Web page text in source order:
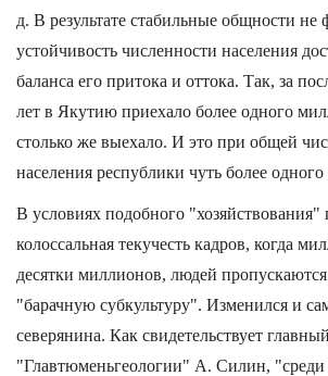
д. В результате стабильные общности не
устойчивость численности населения
баланса его притока и оттока. Так, за
лет в Якутию приехало более одного
столько же выехало. И это при общей
населения республики чуть более
В условиях подобного "хозяйствования"
колоссальная текучесть кадров, когда
десятки миллионов, людей
"барачную субкультуру". Изменился и
северянина. Как свидетельствует
"Главтюменьгеологии" А. Силин, "среди